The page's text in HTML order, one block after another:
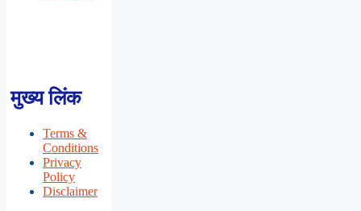
मुख्य लिंक
Terms &
Conditions
Privacy
Policy
Disclaimer